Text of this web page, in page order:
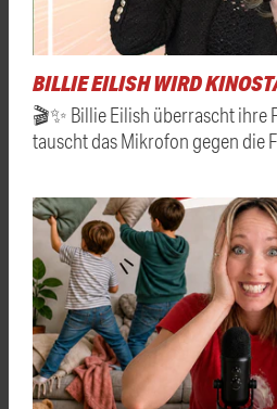
BILLIE EILISH WIRD
🎬✨ Billie Eilish überrascht ihre
tauscht das Mikrofon gegen die